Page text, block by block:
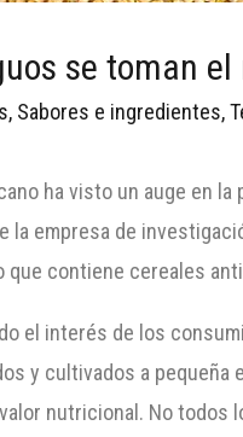
se toman el
, Sabores e ingredientes,
ha visto un auge en
la empresa de
que contiene cereales
el interés de los
y cultivados a
nutricional. No todos